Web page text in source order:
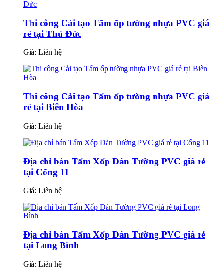
Thi công Cải tạo Tấm ốp tường nhựa PVC giá
rẻ tại Thủ Đức
Giá: Liên hệ
Thi công Cải tạo Tấm ốp tường nhựa PVC giá
rẻ tại Biên Hòa
Giá: Liên hệ
Địa chỉ bán Tấm Xốp Dán Tường PVC giá rẻ
tại Cổng 11
Giá: Liên hệ
Địa chỉ bán Tấm Xốp Dán Tường PVC giá rẻ
tại Long Bình
Giá: Liên hệ